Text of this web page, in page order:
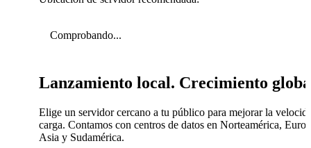
Comprobando...
Lanzamiento local. Crecimiento
Elige un servidor cercano a tu público para mejorar la
carga. Contamos con centros de datos en Norteamérica,
Asia y Sudamérica.